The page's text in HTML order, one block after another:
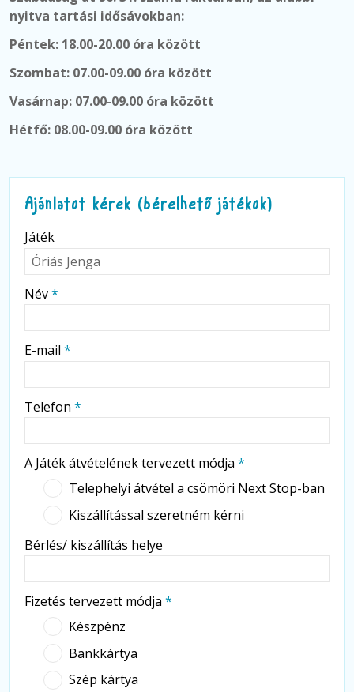
nyitva tartási idősávokban:
Péntek: 18.00-20.00 óra között
Szombat: 07.00-09.00 óra között
Vasárnap: 07.00-09.00 óra között
Hétfő: 08.00-09.00 óra között
Ajánlatot kérek (bérelhető játékok)
Játék
Név*
E-mail *
Telefon *
A Játék átvételének tervezett módja *
Telephelyi átvétel a csömöri Next Stop-ban
Kiszállítással szeretném kérni
Bérlés/ kiszállítás helye
Fizetés tervezett módja *
Készpénz
Bankkártya
Szép kártya